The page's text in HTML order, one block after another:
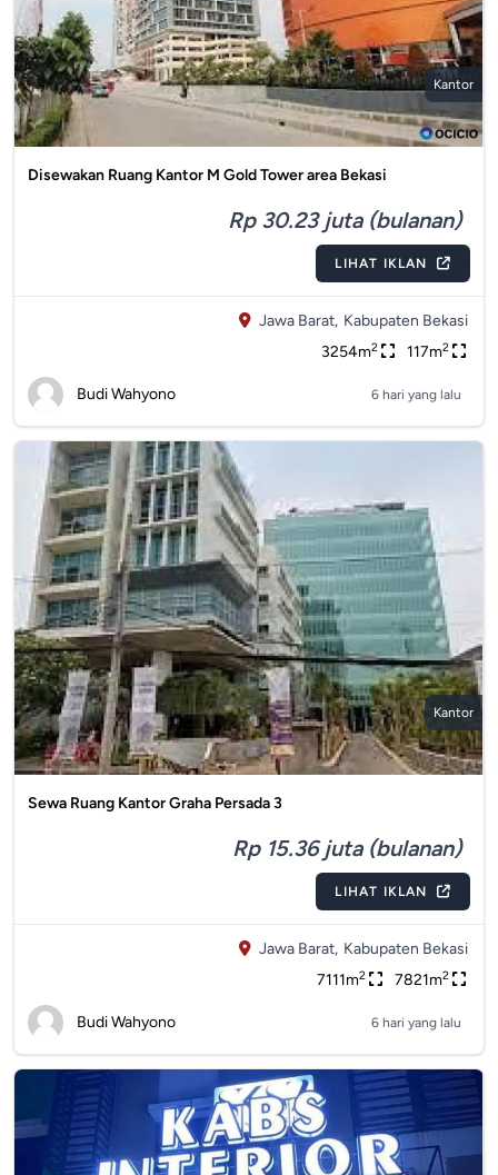
Kantor
Disewakan Ruang Kantor M Gold Tower area Bekasi
Rp 30.23 juta (bulanan)
LIHAT IKLAN
Jawa Barat, Kabupaten Bekasi
3254m2 117m2
Budi Wahyono 6 hari yang lalu
Kantor
Sewa Ruang Kantor Graha Persada 3
Rp 15.36 juta (bulanan)
LIHAT IKLAN
Jawa Barat, Kabupaten Bekasi
7111m2 7821m2
Budi Wahyono 6 hari yang lalu